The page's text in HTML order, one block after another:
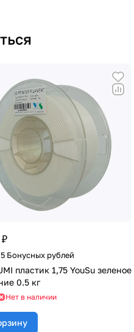
Бонусных рублей
пластик 1,75 YouSu зеленое
0.5 кг
Нет в наличии